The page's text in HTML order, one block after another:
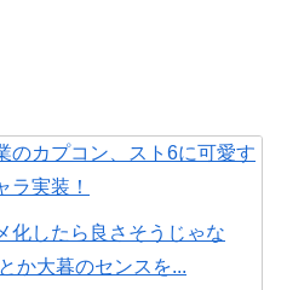
のカプコン、スト6に可愛す
ラ実装！
化したら良さそうじゃな
か大暮のセンスを...